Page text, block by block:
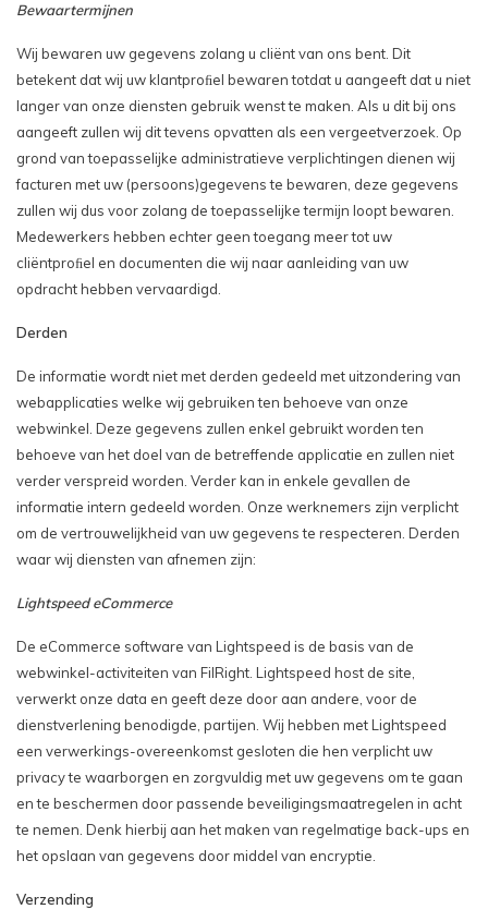
Bewaartermijnen
Wij bewaren uw gegevens zolang u cliënt van ons bent. Dit
betekent dat wij uw klantproﬁel bewaren totdat u aangeeft dat u niet
langer van onze diensten gebruik wenst te maken. Als u dit bij ons
aangeeft zullen wij dit tevens opvatten als een vergeetverzoek. Op
grond van toepasselijke administratieve verplichtingen dienen wij
facturen met uw (persoons)gegevens te bewaren, deze gegevens
zullen wij dus voor zolang de toepasselijke termijn loopt bewaren.
Medewerkers hebben echter geen toegang meer tot uw
cliëntproﬁel en documenten die wij naar aanleiding van uw
opdracht hebben vervaardigd.
Derden
De informatie wordt niet met derden gedeeld met uitzondering van
webapplicaties welke wij gebruiken ten behoeve van onze
webwinkel. Deze gegevens zullen enkel gebruikt worden ten
behoeve van het doel van de betreffende applicatie en zullen niet
verder verspreid worden. Verder kan in enkele gevallen de
informatie intern gedeeld worden. Onze werknemers zijn verplicht
om de vertrouwelijkheid van uw gegevens te respecteren. Derden
waar wij diensten van afnemen zijn:
Lightspeed eCommerce
De eCommerce software van Lightspeed is de basis van de
webwinkel-activiteiten van FilRight. Lightspeed host de site,
verwerkt onze data en geeft deze door aan andere, voor de
dienstverlening benodigde, partijen. Wij hebben met Lightspeed
een verwerkings-overeenkomst gesloten die hen verplicht uw
privacy te waarborgen en zorgvuldig met uw gegevens om te gaan
en te beschermen door passende beveiligingsmaatregelen in acht
te nemen. Denk hierbij aan het maken van regelmatige back-ups en
het opslaan van gegevens door middel van encryptie.
Verzending